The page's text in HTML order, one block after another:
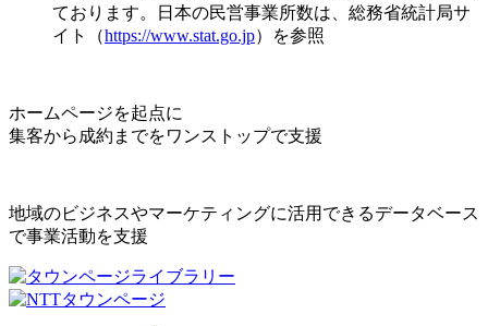
ております。日本の民営事業所数は、総務省統計局サ
イト（https://www.stat.go.jp）を参照
ホームページを起点に
集客から成約までをワンストップで支援
地域のビジネスやマーケティングに活用できるデータベース
で事業活動を支援